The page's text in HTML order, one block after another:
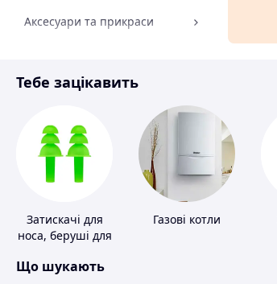
Аксесуари та прикраси
Спорт і відпочинок
Тебе зацікавить
Затискачі для
носа, беруші для
Газові котли
Що шукають